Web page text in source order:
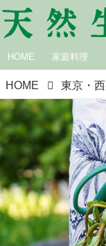
HOME 家庭料理
HOME